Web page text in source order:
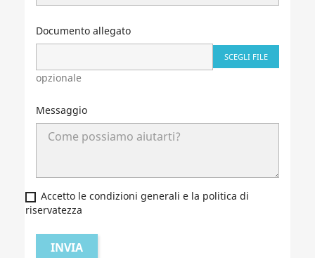
Documento allegato
SCEGLI FILE
opzionale
Messaggio
Accetto le condizioni generali e la politica di
riservatezza